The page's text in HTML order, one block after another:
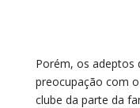
Porém, os adeptos
preocupação com
clube da parte da